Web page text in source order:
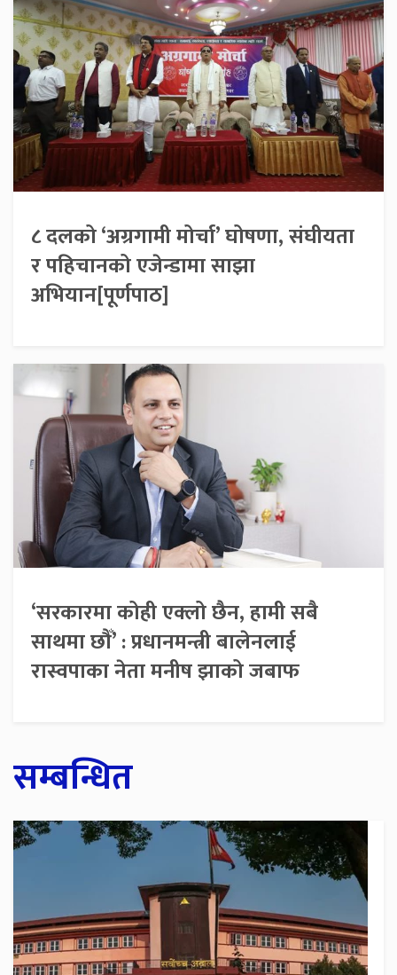
८ दलको ‘अग्रगामी मोर्चा’ घोषणा, संघीयता
र पहिचानको एजेन्डामा साझा
अभियान[पूर्णपाठ]
‘सरकारमा कोही एक्लो छैन, हामी सबै
साथमा छौँ’ : प्रधानमन्त्री बालेनलाई
रास्वपाका नेता मनीष झाको जबाफ
सम्बन्धित